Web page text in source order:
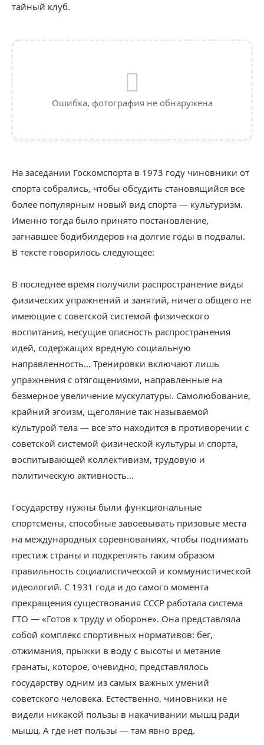
тайный клуб.
Ошибка, фотография не обнаружена
На заседании Госкомспорта в 1973 году чиновники от
спорта собрались, чтобы обсудить становящийся все
более популярным новый вид спорта — культуризм.
Именно тогда было принято постановление,
загнавшее бодибилдеров на долгие годы в подвалы.
В тексте говорилось следующее:
В последнее время получили распространение виды
физических упражнений и занятий, ничего общего не
имеющие с советской системой физического
воспитания, несущие опасность распространения
идей, содержащих вредную социальную
направленность… Тренировки включают лишь
упражнения с отягощениями, направленные на
безмерное увеличение мускулатуры. Самолюбование,
крайний эгоизм, щеголяние так называемой
культурой тела — все это находится в противоречии с
советской системой физической культуры и спорта,
воспитывающей коллективизм, трудовую и
политическую активность…
Государству нужны были функциональные
спортсмены, способные завоевывать призовые места
на международных соревнованиях, чтобы поднимать
престиж страны и подкреплять таким образом
правильность социалистической и коммунистической
идеологий. С 1931 года и до самого момента
прекращения существования СССР работала система
ГТО — «Готов к труду и обороне». Она представляла
собой комплекс спортивных нормативов: бег,
отжимания, прыжки в воду с высоты и метание
гранаты, которое, очевидно, представлялось
государству одним из самых важных умений
советского человека. Естественно, чиновники не
видели никакой пользы в накачивании мышц ради
мышц. А где нет пользы — там явно вред.